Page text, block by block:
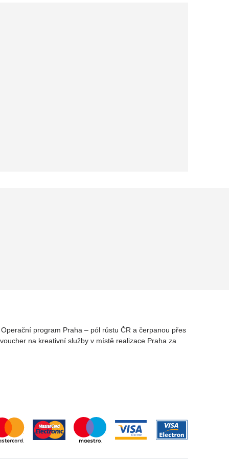
program Praha – pól růstu ČR a čerpanou přes
na kreativní služby v místě realizace Praha za